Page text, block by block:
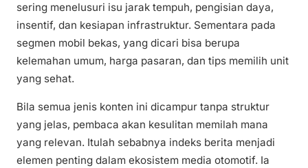
sering menelusuri isu jarak tempuh, pengisian daya,
insentif, dan kesiapan infrastruktur. Sementara pada
segmen mobil bekas, yang dicari bisa berupa
kelemahan umum, harga pasaran, dan tips memilih unit
yang sehat.
Bila semua jenis konten ini dicampur tanpa struktur
yang jelas, pembaca akan kesulitan memilah mana
yang relevan. Itulah sebabnya indeks berita menjadi
elemen penting dalam ekosistem media otomotif. Ia